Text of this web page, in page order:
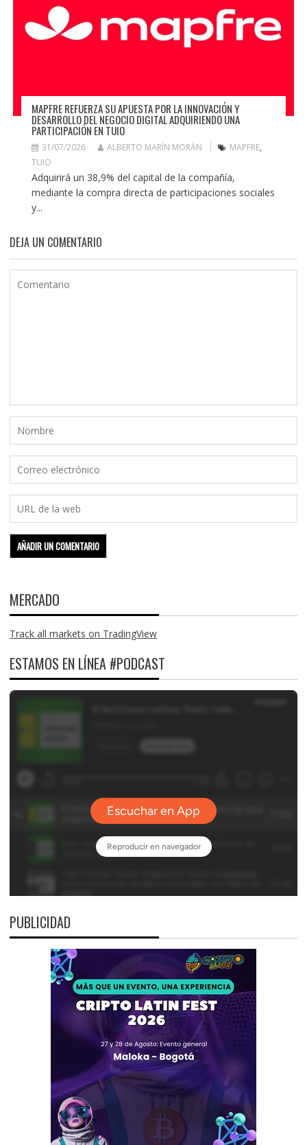
MAPFRE REFUERZA SU APUESTA POR LA INNOVACIÓN Y
DESARROLLO DEL NEGOCIO DIGITAL ADQUIRIENDO UNA
PARTICIPACIÓN EN TUIO
31/07/2026 ALBERTO MARÍN MORÁN MAPFRE,
TUIO
Adquirirá un 38,9% del capital de la compañía,
mediante la compra directa de participaciones sociales
y...
DEJA UN COMENTARIO
MERCADO
Track all markets on TradingView
ESTAMOS EN LÍNEA #PODCAST
PUBLICIDAD